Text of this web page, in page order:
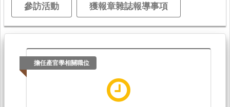
參訪活動 獲報章雜誌報導事項
擔任產官學相關職位